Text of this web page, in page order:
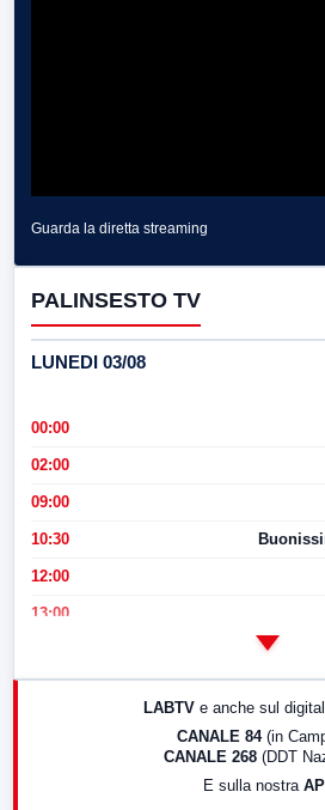
Guarda la diretta streaming
PALINSESTO TV
LUNEDI 03/08
00:00
02:00
09:00
10:30
12:00
13:00
LABTV e anche sul
CANALE 84 (in
CANALE 268 (DDT
E sulla nostra